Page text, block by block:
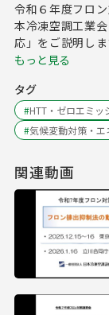
令和６年度フロ
本冷凍空調工業
応」をご説明し
もっと見る
タグ
#HTT・ゼロエミッ
#気候変動対策・エ
関連動画